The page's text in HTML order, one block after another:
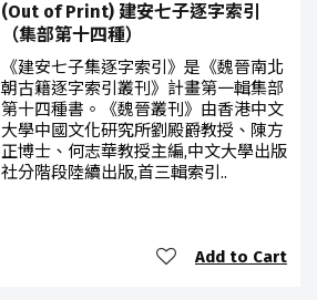
(Out of Print) 建安七子逐字索引
（集部第十四種）
《建安七子集逐字索引》是《魏晉南北
朝古籍逐字索引叢刊》計畫第一輯集部
第十四種書。《魏晉叢刊》由香港中文
大學中國文化研究所劉殿爵教授、陳方
正博士、何志華教授主編,中文大學出版
社分階段陸續出版,首三輯索引..
Add to Cart